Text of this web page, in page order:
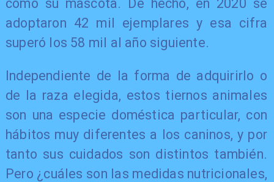
como su mascota. De hecho, en 2020 se
adoptaron 42 mil ejemplares y esa cifra
superó los 58 mil al año siguiente.
Independiente de la forma de adquirirlo o
de la raza elegida, estos tiernos animales
son una especie doméstica particular, con
hábitos muy diferentes a los caninos, y por
tanto sus cuidados son distintos también.
Pero ¿cuáles son las medidas nutricionales,